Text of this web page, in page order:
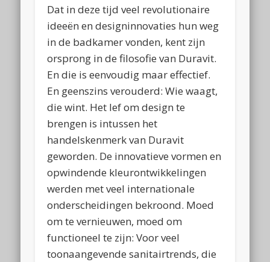
Dat in deze tijd veel revolutionaire
ideeën en designinnovaties hun weg
in de badkamer vonden, kent zijn
orsprong in de filosofie van Duravit.
En die is eenvoudig maar effectief.
En geenszins verouderd: Wie waagt,
die wint. Het lef om design te
brengen is intussen het
handelskenmerk van Duravit
geworden. De innovatieve vormen en
opwindende kleurontwikkelingen
werden met veel internationale
onderscheidingen bekroond. Moed
om te vernieuwen, moed om
functioneel te zijn: Voor veel
toonaangevende sanitairtrends, die